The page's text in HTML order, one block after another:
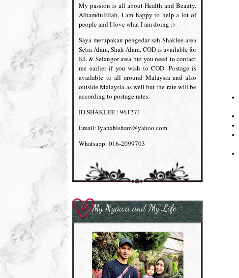
My passion is all about Health and Beauty.
Alhamdulillah, I am happy to help a lot of
people and I love what I am doing :)
Saya merupakan pengedar sah Shaklee area
Setia Alam, Shah Alam. COD is available for
KL & Selangor area but you need to contact
me earlier if you wish to COD. Postage is
available to all around Malaysia and also
outside Malaysia as well but the rate will be
according to postage rates.
ID SHAKLEE : 961271
Email: lyanahisham@yahoo.com
Whatsapp: 016-2099703
My Nyawa and My Life